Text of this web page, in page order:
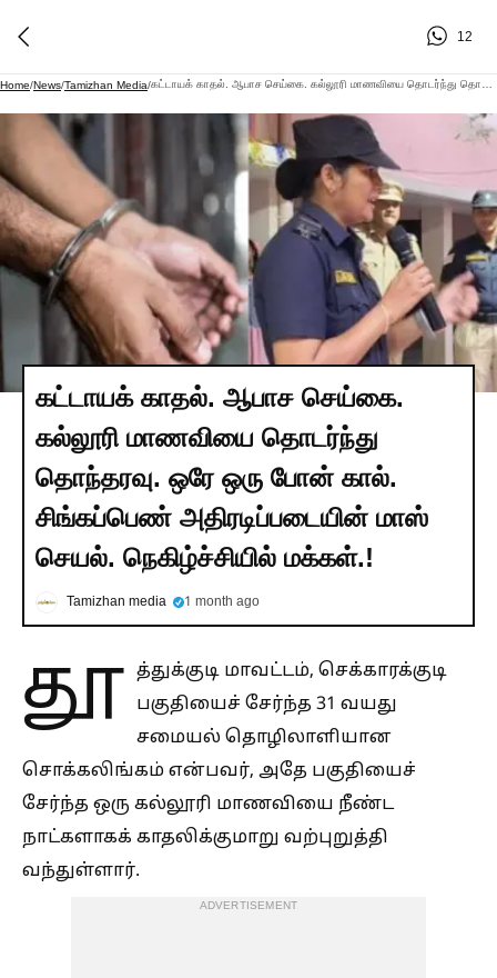
12
Home/News/Tamizhan Media/
கட்டாயக் காதல். ஆபாச செய்கை.
கல்லூரி மாணவியை தொடர்ந்து
தொந்தரவு. ஒரே ஒரு போன் கால்.
சிங்கப்பெண் அதிரடிப்படையின் மாஸ்
செயல். நெகிழ்ச்சியில் மக்கள்.!
Tamizhan media 1 month ago
தூ த்துக்குடி மாவட்டம், செக்காரக்குடி
பகுதியைச் சேர்ந்த 31 வயது
சமையல் தொழிலாளியான
சொக்கலிங்கம் என்பவர், அதே பகுதியைச்
சேர்ந்த ஒரு கல்லூரி மாணவியை நீண்ட
நாட்களாகக் காதலிக்குமாறு வற்புறுத்தி
வந்துள்ளார்.
ADVERTISEMENT